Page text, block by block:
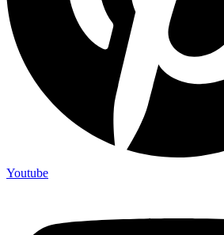
Youtube